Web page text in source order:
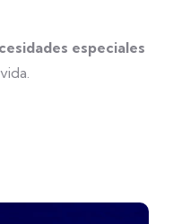
especiales